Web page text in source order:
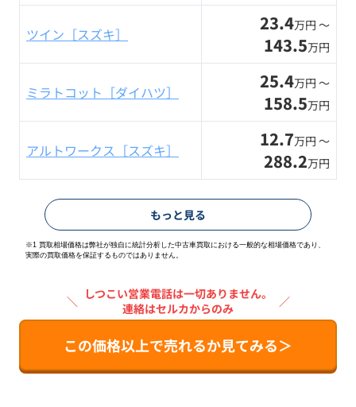
ツイン［スズキ］ 23.4万円 〜
143.5万円
ミラトコット［ダイハツ］ 25.4万円 〜
158.5万円
アルトワークス［スズキ］ 12.7万円 〜
288.2万円
もっと見る
※1 買取相場価格は弊社が独自に統計分析した中古車買取における一般的な相場価格であり、
実際の買取価格を保証するものではありません。
＼ しつこい営業電話は一切ありません。
連絡はセルカからのみ
／
この価格以上で売れるか見てみる＞